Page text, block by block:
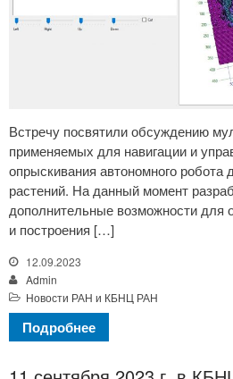
Встречу посвятили обсуждению
применяемых для навигации и
опрыскивания автономного робота
растений. На данный момент
дополнительные возможности для
и построения […]
12.09.2023
Admin
Новости РАН и КБНЦ РАН
Подробнее